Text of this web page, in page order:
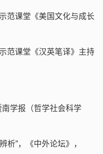
范课堂《美国文化与成长
范课堂《汉英笔译》主持
南学报（哲学社会科学
析”，《中外论坛》，